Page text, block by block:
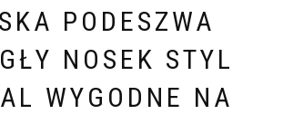
PODESZWA
NOSEK STYL
WYGODNE NA